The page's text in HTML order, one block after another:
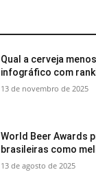
Qual a cerveja
infográfico com
13 de novembro de 2025
World Beer Awards
brasileiras como
13 de agosto de 2025